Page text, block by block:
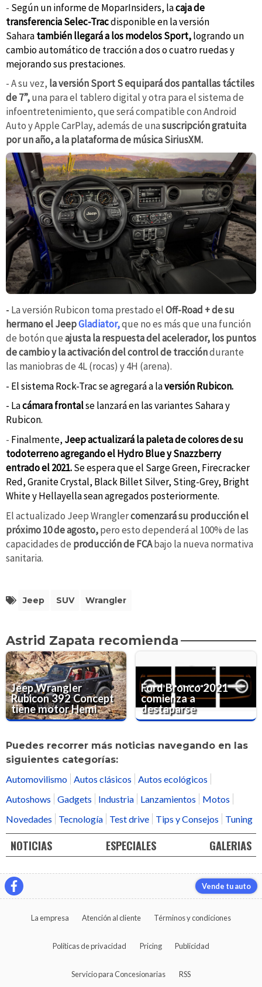
- Según un informe de MoparInsiders, lacaja de
transferencia Selec-Tracdisponible en la versión
Saharatambién llegará a los modelos Sport,logrando un
cambio automático de tracción a dos o cuatro ruedas y
mejorando sus prestaciones.
- A su vez, la versión Sport S equipará dos pantallas táctiles
de 7”,una para el tablero digital y otra para el sistema de
infoentretenimiento, que será compatible con Android
Auto y Apple CarPlay, además de unasuscripción gratuita
por un año, a la plataforma de música SiriusXM.
- La versión Rubicon toma prestado elOff-Road + de su
hermano el JeepGladiator,que no es más que una función
de botón queajusta la respuesta del acelerador, los puntos
de cambio y la activación del control de traccióndurante
las maniobras de 4L (rocas) y 4H (arena).
- El sistema Rock-Trac se agregará a laversión Rubicon.
- Lacámara frontalse lanzará en las variantes Sahara y
Rubicon.
- Finalmente, Jeep actualizará la paleta de colores de su
todoterreno agregando el Hydro Blue y Snazzberry
entrado el 2021.Se espera que el Sarge Green, Firecracker
Red, Granite Crystal, Black Billet Silver, Sting-Grey, Bright
White y Hellayella sean agregados posteriormente.
El actualizado Jeep Wranglercomenzará su producción el
próximo 10 de agosto,pero esto dependerá al 100% de las
capacidades de producción de FCAbajo la nueva normativa
sanitaria.
Jeep SUV Wrangler
Astrid Zapata recomienda
Jeep Wrangler
Rubicon 392 Concept
tiene motor Hemi
Ford Bronco 2021
comienza a
destaparse
Puedes recorrer más noticias navegando en las
siguientes categorías:
Automovilismo Autos clásicos
Autos ecológicos
Autoshows
Gadgets Industria Lanzamientos
Motos
Novedades
Tecnología Test drive Tips y Consejos Tuning
NOTICIAS ESPECIALES GALERIAS
Vende tu auto
La empresa Atención al cliente Términos y condiciones
Políticas de privacidad Pricing Publicidad
Servicio para Concesionarias RSS